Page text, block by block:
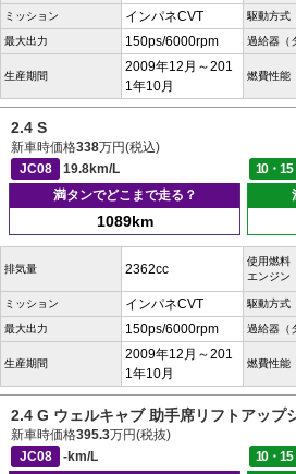
ミッション インパネCVT 駆動方式
最大出力 150ps/6000rpm 過給器（
生産期間
2009年12月～201
1年10月
燃費性能
2.4 S
新車時価格338万円(税込)
JC08
19.8km/L 10・15
満タンでどこまで走る？
1089km
排気量 2362cc
使用燃料
エンジン
ミッション インパネCVT 駆動方式
最大出力 150ps/6000rpm 過給器（
生産期間
2009年12月～201
1年10月
燃費性能
2.4 G ウェルキャブ 助手席リフトアップ
新車時価格395.3万円(税抜)
JC08
-km/L 10・15